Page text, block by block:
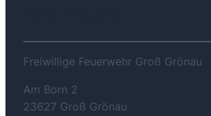
Freiwillige Feuerwehr Groß Grönau
Am Born 2
23627 Groß Grönau